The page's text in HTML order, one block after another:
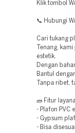
Klik tombol
📞 Hubungi
Cari tukang
Tenang,
estetik.
Dengan
Bantul
Tanpa ribet,
🧱 Fitur
- Plafon PVC
- Gypsum
- Bisa